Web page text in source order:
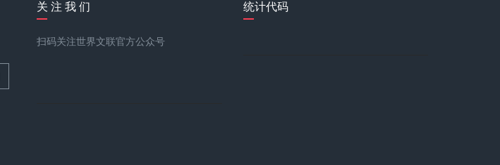
郭敬明
关 注 我 们
扫码关注世界文联官方公众号
统计代码